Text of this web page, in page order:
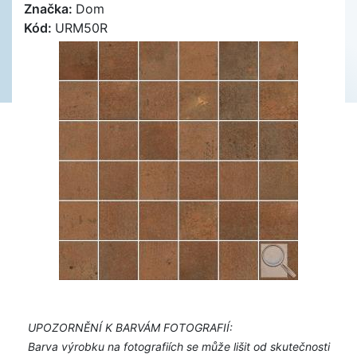
Značka: Dom
Kód: URM50R
UPOZORNĚNÍ K BARVÁM FOTOGRAFIÍ:
Barva výrobku na fotografiích se může lišit od skutečnosti